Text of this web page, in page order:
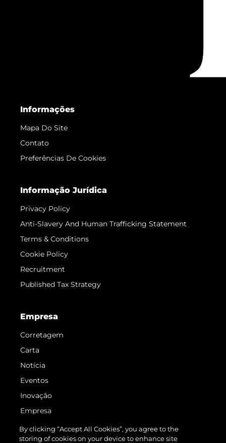
Informações
Mapa Do Site
Contato
Preferências De Cookies
Informação Jurídica
Privacy Policy
Anti-Slavery And Human Trafficking Statement
Terms & Conditions
Cookie Policy
Recruitment
Published Tax Strategy
Empresa
Corretagem
Carta
Notícia
Eventos
Inovação
Empresa
Equipe
Estilo De Vida
By clicking “Accept All Cookies”, you agree to the
storing of cookies on your device to enhance site